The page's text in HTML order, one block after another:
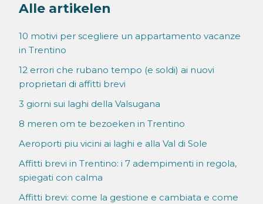
Alle artikelen
10 motivi per scegliere un appartamento vacanze
in Trentino
12 errori che rubano tempo (e soldi) ai nuovi
proprietari di affitti brevi
3 giorni sui laghi della Valsugana
8 meren om te bezoeken in Trentino
Aeroporti piu vicini ai laghi e alla Val di Sole
Affitti brevi in Trentino: i 7 adempimenti in regola,
spiegati con calma
Affitti brevi: come la gestione e cambiata e come